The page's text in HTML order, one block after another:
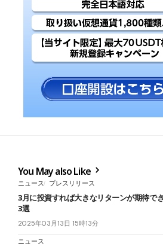
You May also Like
ニュース プレスリリース
3月に投資すれば大きなリターンが期待で
3選
2025年03月13日 15時13分
ニュース